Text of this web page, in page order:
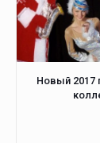
Новый 2017